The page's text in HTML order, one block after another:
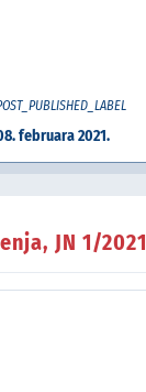
februara 2021.
JN 1/2021